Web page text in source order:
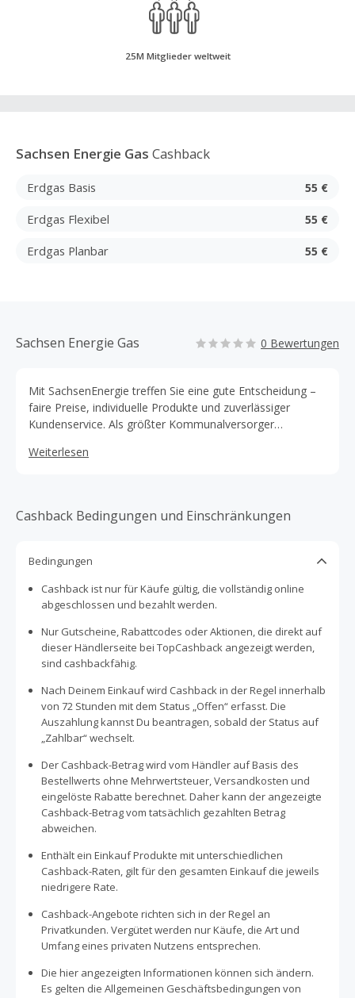
25M Mitglieder weltweit
Sachsen Energie Gas Cashback
Erdgas Basis 55 €
Erdgas Flexibel 55 €
Erdgas Planbar 55 €
Sachsen Energie Gas 0 Bewertungen
Mit SachsenEnergie treffen Sie eine gute Entscheidung –
faire Preise, individuelle Produkte und zuverlässiger
Kundenservice. Als größter Kommunalversorger
stark für Sachsen und die Menschen, die hier leben. Wir
Zusätzlich verfolgen wir das Ziel, Treiber für
Nachhaltigkeit und Gestalter der Energiewende zu sein.
Weiterlesen
Cashback Bedingungen und Einschränkungen
Bedingungen
Cashback ist nur für Käufe gültig, die vollständig online
abgeschlossen und bezahlt werden.
Nur Gutscheine, Rabattcodes oder Aktionen, die direkt auf
dieser Händlerseite bei TopCashback angezeigt werden,
sind cashbackfähig.
Nach Deinem Einkauf wird Cashback in der Regel innerhalb
von 72 Stunden mit dem Status „Offen“ erfasst. Die
Auszahlung kannst Du beantragen, sobald der Status auf
„Zahlbar“ wechselt.
Der Cashback-Betrag wird vom Händler auf Basis des
Bestellwerts ohne Mehrwertsteuer, Versandkosten und
eingelöste Rabatte berechnet. Daher kann der angezeigte
Cashback-Betrag vom tatsächlich gezahlten Betrag
abweichen.
Enthält ein Einkauf Produkte mit unterschiedlichen
Cashback-Raten, gilt für den gesamten Einkauf die jeweils
niedrigere Rate.
Cashback-Angebote richten sich in der Regel an
Privatkunden. Vergütet werden nur Käufe, die Art und
Umfang eines privaten Nutzens entsprechen.
Die hier angezeigten Informationen können sich ändern.
Es gelten die Allgemeinen Geschäftsbedingungen von